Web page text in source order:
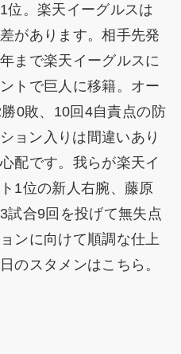
位。楽天イーグルスは
があります。相手先発
まで楽天イーグルスに
トで巨人に移籍。オー
0敗、10回4自責点の防
ョン入りは間違いあり
配です。我らが楽天イ
1位の新人右腕、藤原
試合9回を投げて無失点
ンに向けて順調な仕上
のスタメンはこちら。